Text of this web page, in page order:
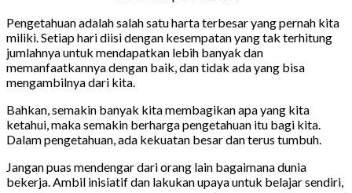
Pengetahuan adalah salah satu harta terbesar yang pernah kita
miliki. Setiap hari diisi dengan kesempatan yang tak terhitung
jumlahnya untuk mendapatkan lebih banyak dan
memanfaatkannya dengan baik, dan tidak ada yang bisa
mengambilnya dari kita.
Bahkan, semakin banyak kita membagikan apa yang kita
ketahui, maka semakin berharga pengetahuan itu bagi kita.
Dalam pengetahuan, ada kekuatan besar dan terus tumbuh.
Jangan puas mendengar dari orang lain bagaimana dunia
bekerja. Ambil inisiatif dan lakukan upaya untuk belajar sendiri,